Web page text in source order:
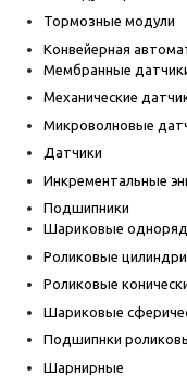
Тормозные модули
Конвейерная
Мембранные
Механические
Микроволновые
Датчики
Инкрементальные
Подшипники
Шариковые
Роликовые
Роликовые
Шариковые
Подшипнки
Шарнирные